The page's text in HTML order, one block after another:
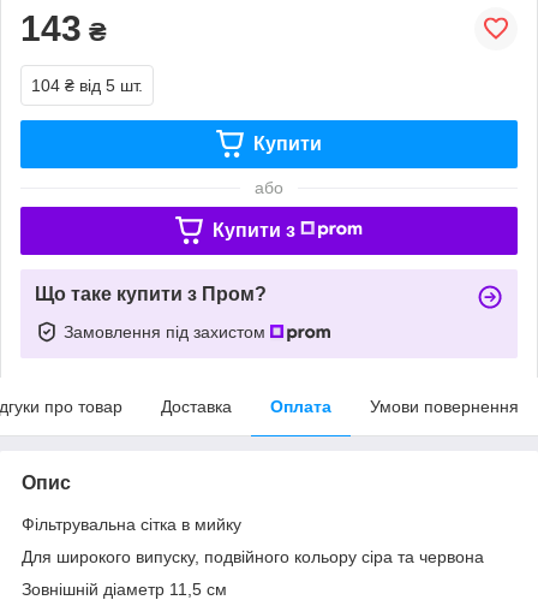
143 ₴
104 ₴ від 5 шт.
Купити
або
Купити з
Що таке купити з Пром?
Замовлення під захистом
про товар Доставка Оплата Умови повернення
Опис
Фільтрувальна сітка в мийку
Для широкого випуску, подвійного кольору сіра та червона
Зовнішній діаметр 11,5 см